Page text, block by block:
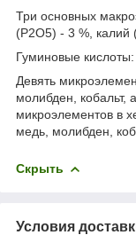
Три основных
(P2O5) - 3 %, калий
Гуминовые
Девять
молибден, кобальт,
микроэлементов в
медь, молибден,
Скрыть
Условия